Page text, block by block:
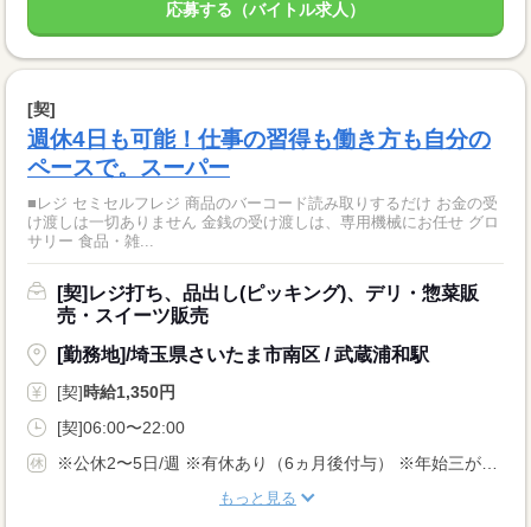
応募する（バイトル求人）
[契]
週休4日も可能！仕事の習得も働き方も自分の
ペースで。スーパー
■レジ セミセルフレジ 商品のバーコード読み取りするだけ お金の受
け渡しは一切ありません 金銭の受け渡しは、専用機械にお任せ グロ
サリー 食品・雑...
[契]レジ打ち、品出し(ピッキング)、デリ・惣菜販
売・スイーツ販売
[勤務地]/埼玉県さいたま市南区 / 武蔵浦和駅
[契]時給1,350円
[契]06:00〜22:00
※公休2〜5日/週 ※有休あり（6ヵ月後付与） ※年始三が日（1/1〜1/3）は休業いたします！
もっと見る